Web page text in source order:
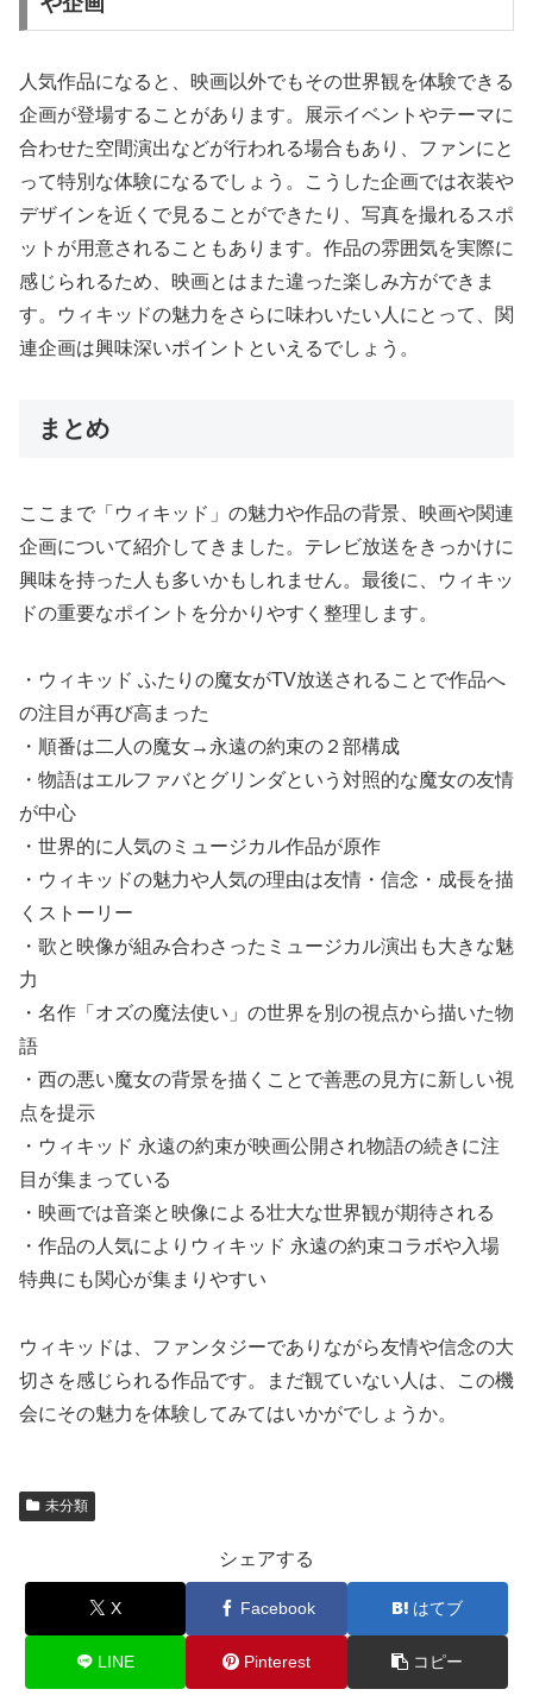
人気作品になると、映画以外でもその世界観を体験できる
企画が登場することがあります。展示イベントやテーマに
合わせた空間演出などが行われる場合もあり、ファンにと
って特別な体験になるでしょう。こうした企画では衣装や
デザインを近くで見ることができたり、写真を撮れるスポ
ットが用意されることもあります。作品の雰囲気を実際に
感じられるため、映画とはまた違った楽しみ方ができま
す。ウィキッドの魅力をさらに味わいたい人にとって、関
連企画は興味深いポイントといえるでしょう。
まとめ
ここまで「ウィキッド」の魅力や作品の背景、映画や関連
企画について紹介してきました。テレビ放送をきっかけに
興味を持った人も多いかもしれません。最後に、ウィキッ
ドの重要なポイントを分かりやすく整理します。
・ウィキッド ふたりの魔女がTV放送されることで作品へ
の注目が再び高まった
・順番は二人の魔女→永遠の約束の２部構成
・物語はエルファバとグリンダという対照的な魔女の友情
が中心
・世界的に人気のミュージカル作品が原作
・ウィキッドの魅力や人気の理由は友情・信念・成長を描
くストーリー
・歌と映像が組み合わさったミュージカル演出も大きな魅
力
・名作「オズの魔法使い」の世界を別の視点から描いた物
語
・西の悪い魔女の背景を描くことで善悪の見方に新しい視
点を提示
・ウィキッド 永遠の約束が映画公開され物語の続きに注
目が集まっている
・映画では音楽と映像による壮大な世界観が期待される
・作品の人気によりウィキッド 永遠の約束コラボや入場
特典にも関心が集まりやすい
ウィキッドは、ファンタジーでありながら友情や信念の大
切さを感じられる作品です。まだ観ていない人は、この機
会にその魅力を体験してみてはいかがでしょうか。
未分類
シェアする
X Facebook はてブ
LINE Pinterest コピー